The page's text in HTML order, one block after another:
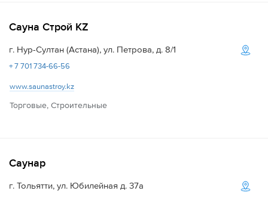
Сауна Строй KZ
г. Нур-Султан (Астана), ул. Петрова, д. 8/1
+ 7 701 734-66-56
www.saunastroy.kz
Торговые, Строительные
Саунар
г. Тольятти, ул. Юбилейная д. 37а